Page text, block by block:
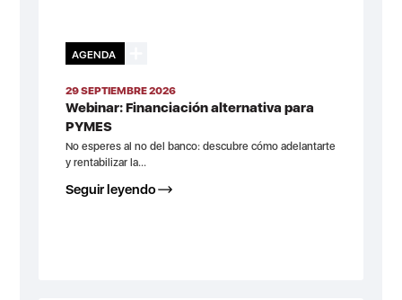
AGENDA
29 SEPTIEMBRE 2026
Webinar: Financiación alternativa para
PYMES
No esperes al no del banco: descubre cómo adelantarte
y rentabilizar la...
Seguir leyendo